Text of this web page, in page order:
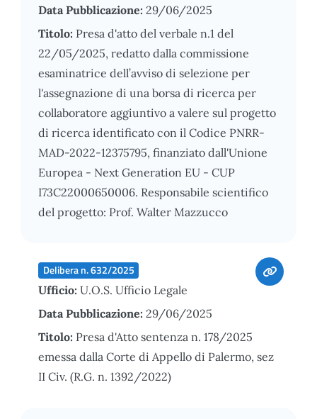
Data Pubblicazione: 29/06/2025
Titolo: Presa d'atto del verbale n.1 del
22/05/2025, redatto dalla commissione
esaminatrice dell’avviso di selezione per
l'assegnazione di una borsa di ricerca per
collaboratore aggiuntivo a valere sul progetto
di ricerca identificato con il Codice PNRR-
MAD-2022-12375795, finanziato dall'Unione
Europea - Next Generation EU - CUP
I73C22000650006. Responsabile scientifico
del progetto: Prof. Walter Mazzucco
Delibera n. 632/2025
Ufficio: U.O.S. Ufficio Legale
Data Pubblicazione: 29/06/2025
Titolo: Presa d'Atto sentenza n. 178/2025
emessa dalla Corte di Appello di Palermo, sez
II Civ. (R.G. n. 1392/2022)